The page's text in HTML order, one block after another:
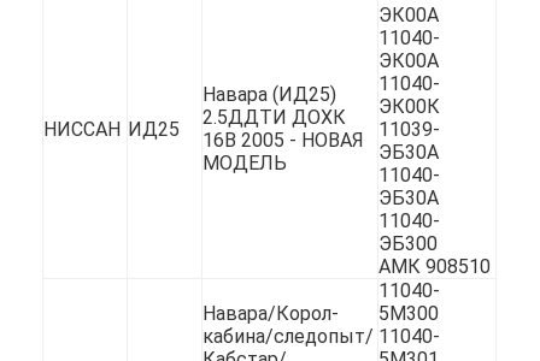
НИССАН ИД25
Навара (ИД25)
2.5ДДТИ ДОХК
16В 2005 - НОВАЯ
МОДЕЛЬ
ЭК00А
11040-
ЭК00А
11040-
ЭК00К
11039-
ЭБ30А
11040-
ЭБ30А
11040-
ЭБ300
АМК 908510
Навара/Корол-
кабина/следопыт/
11040-
5М300
11040-